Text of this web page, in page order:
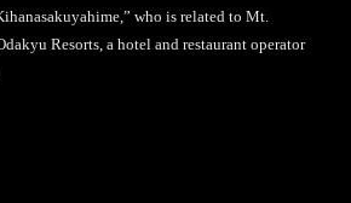
who is related to Mt.
Resorts, a hotel and restaurant operator